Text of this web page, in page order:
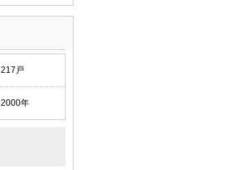
217戸
2000年